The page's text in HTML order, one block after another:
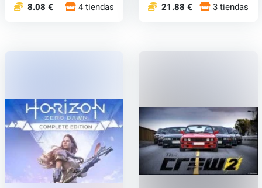
8.08 € 4 tiendas 21.88 € 3 tiendas